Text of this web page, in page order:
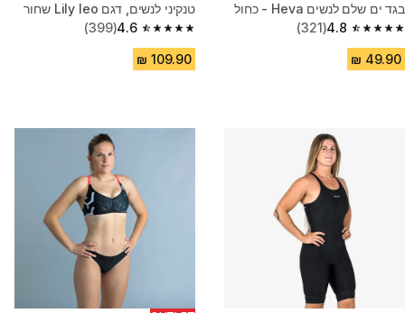
בגד ים שלם לנשים Heva - כחול
4.8
4.8 out of 5 stars from 321 reviews
(321)
טנקיני לנשים, דגם Lily leo שחור
4.6
4.6 out of 5 stars from 399 reviews
(399)